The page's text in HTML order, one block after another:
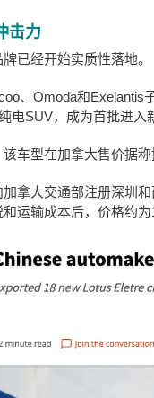
击力
已经开始实质性落地。
、Omoda和Exelantis
电SUV，成为首批进入
车型在加拿大售价据称
加拿大交通部注册深圳
运输成本后，价格约